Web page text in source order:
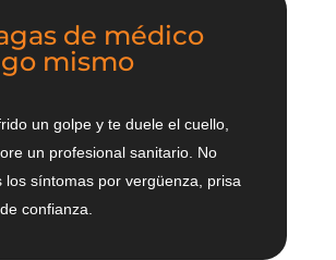
de médico
mismo
un golpe y te duele el cuello,
un profesional sanitario. No
los síntomas por vergüenza, prisa
confianza.